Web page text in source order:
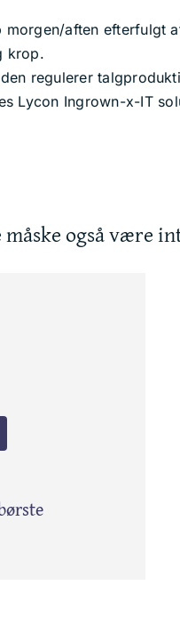
aften efterfulgt
krop.
regulerer
Lycon Ingrown-x-IT
måske også være